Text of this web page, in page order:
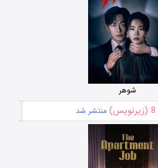
شوهر
8 (زیرنویس) منتشر شد